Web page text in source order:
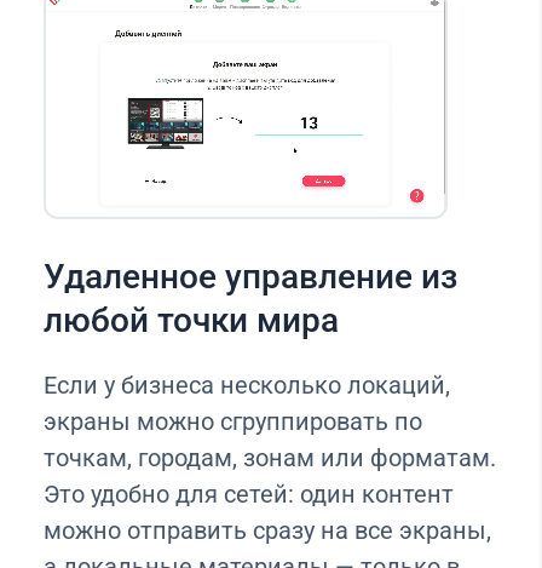
Удаленное управление из
любой точки мира
Если у бизнеса несколько локаций,
экраны можно сгруппировать по
точкам, городам, зонам или форматам.
Это удобно для сетей: один контент
можно отправить сразу на все экраны,